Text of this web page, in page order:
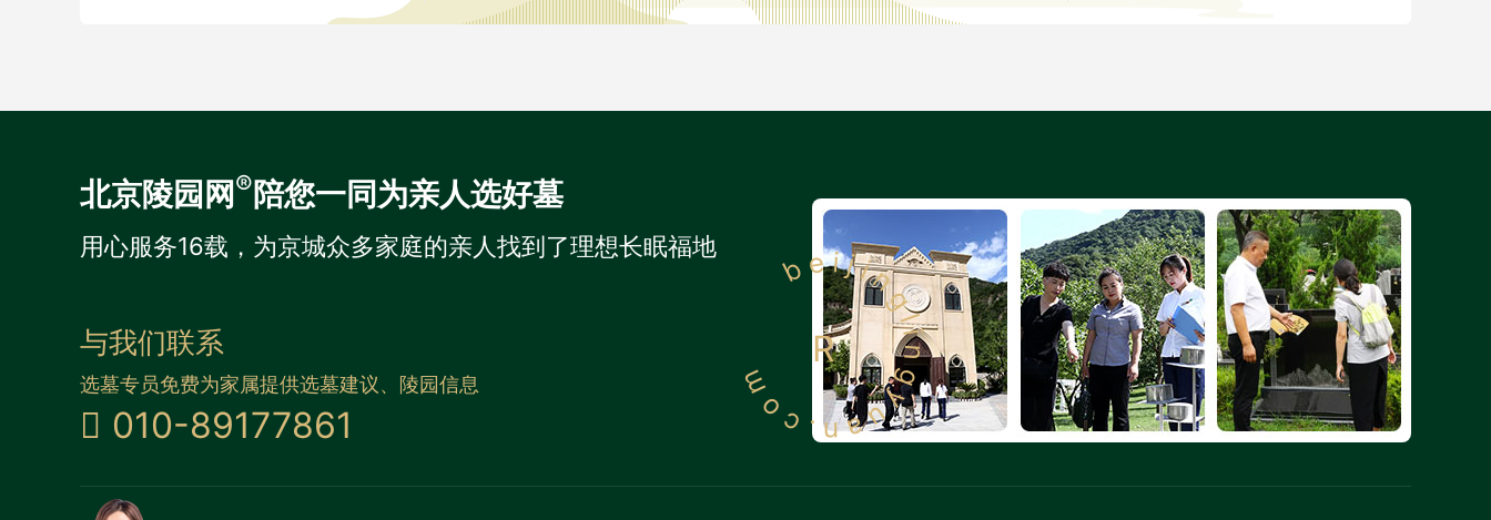
北京陵园网 ®陪您一同为亲人选好墓
用心服务16载，为京城众多家庭的亲人找到了理想长眠福地
与我们联系
选墓专员免费为家属提供选墓建议、陵园信息
010-89177861 beijinglingyuan.com
R